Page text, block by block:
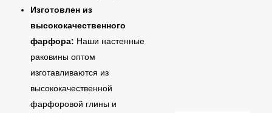
Изготовлен из
высококачественного
фарфора: Наши настенные
раковины оптом
изготавливаются из
высококачественной
фарфоровой глины и